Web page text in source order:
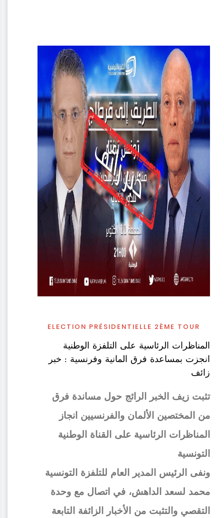
ELECTION PRÉSIDENTIELLE 2ÈME TOUR
المناظرات الرئاسية على التلفزة الوطنية
انجزت بمساعدة فرق المانية وفرنسية : خبر
زائف
تثبت زيف الخبر الرائج حول مساندة فرق
من المختصين الألمان والفرنسيين انجاز
المناظرات الرئاسية على القناة الوطنية
التونسية
ونفى الرئيس المدير العام للتلفزة التونسية
محمد لسعد الداهش، في اتصال مع وحدة
التقصي والتثبت من الأخبار الزائفة التابعة